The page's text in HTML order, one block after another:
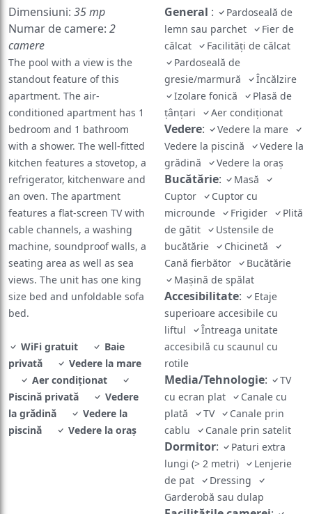
Dimensiuni: 35 mp
Numar de camere: 2
camere
The pool with a view is the
standout feature of this
apartment. The air-
conditioned apartment has 1
bedroom and 1 bathroom
with a shower. The well-fitted
kitchen features a stovetop, a
refrigerator, kitchenware and
an oven. The apartment
features a flat-screen TV with
cable channels, a washing
machine, soundproof walls, a
seating area as well as sea
views. The unit has one king
size bed and unfoldable sofa
bed.
WiFi gratuit
Baie
privată
Vedere la mare
Aer condiţionat
Piscină privată
Vedere
la grădină
Vedere la
piscină
Vedere la oraș
General :
Pardoseală de
lemn sau parchet
Fier de
călcat
Facilităţi de călcat
Pardoseală de
gresie/marmură
Încălzire
Izolare fonică
Plasă de
ţânţari
Aer condiţionat
Vedere:
Vedere la mare
Vedere la piscină
Vedere la
grădină
Vedere la oraș
Bucătărie:
Masă
Cuptor
Cuptor cu
microunde
Frigider
Plită
de gătit
Ustensile de
bucătărie
Chicinetă
Cană fierbător
Bucătărie
Maşină de spălat
Accesibilitate:
Etaje
superioare accesibile cu
liftul
Întreaga unitate
accesibilă cu scaunul cu
rotile
Media/Tehnologie:
TV
cu ecran plat
Canale cu
plată
TV
Canale prin
cablu
Canale prin satelit
Dormitor:
Paturi extra
lungi (> 2 metri)
Lenjerie
de pat
Dressing
Garderobă sau dulap